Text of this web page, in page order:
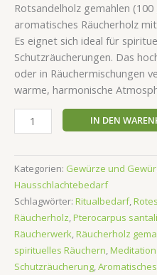
Rotsandelholz gemahlen
aromatisches Räucherholz
Es eignet sich ideal für
Schutzräucherungen. Das
oder in Räuchermischungen
warme, harmonische
IN DEN
Kategorien: Gewürze und
Hausschlachtebedarf
Schlagwörter: Ritualbedarf,
Räucherholz,Pterocarpus
Räucherwerk,Räucherholz
spirituelles Räuchern,
Schutzräucherung,